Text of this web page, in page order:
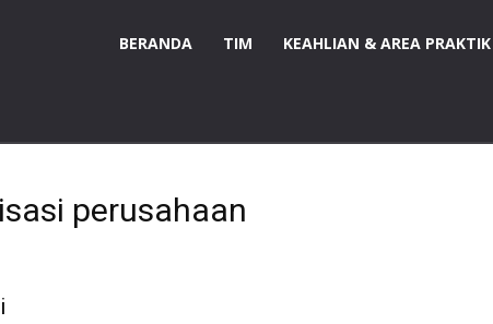
BERANDA TIM KEAHLIAN & AREA PRAKTIK
perusahaan